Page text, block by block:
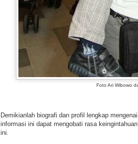
Foto Ari Wibowo
Demikianlah biografi dan profil lengkap
informasi ini dapat mengobati rasa
ini.